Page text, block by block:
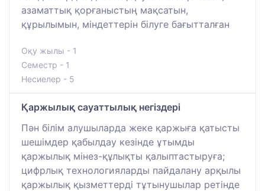
азаматтық қорғаныстың мақсатын,
құрылымын, міндеттерін білуге бағытталған
Оқу жылы - 1
Семестр - 1
Несиелер - 5
Қаржылық сауаттылық негіздері
Пән білім алушыларда жеке қаржыға қатысты
шешімдер қабылдау кезінде ұтымды
қаржылық мінез-құлықты қалыптастыруға;
цифрлық технологияларды пайдалану арқылы
қаржылық қызметтерді тұтынушылар ретінде